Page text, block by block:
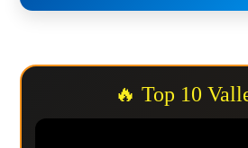
🔥 Top 10